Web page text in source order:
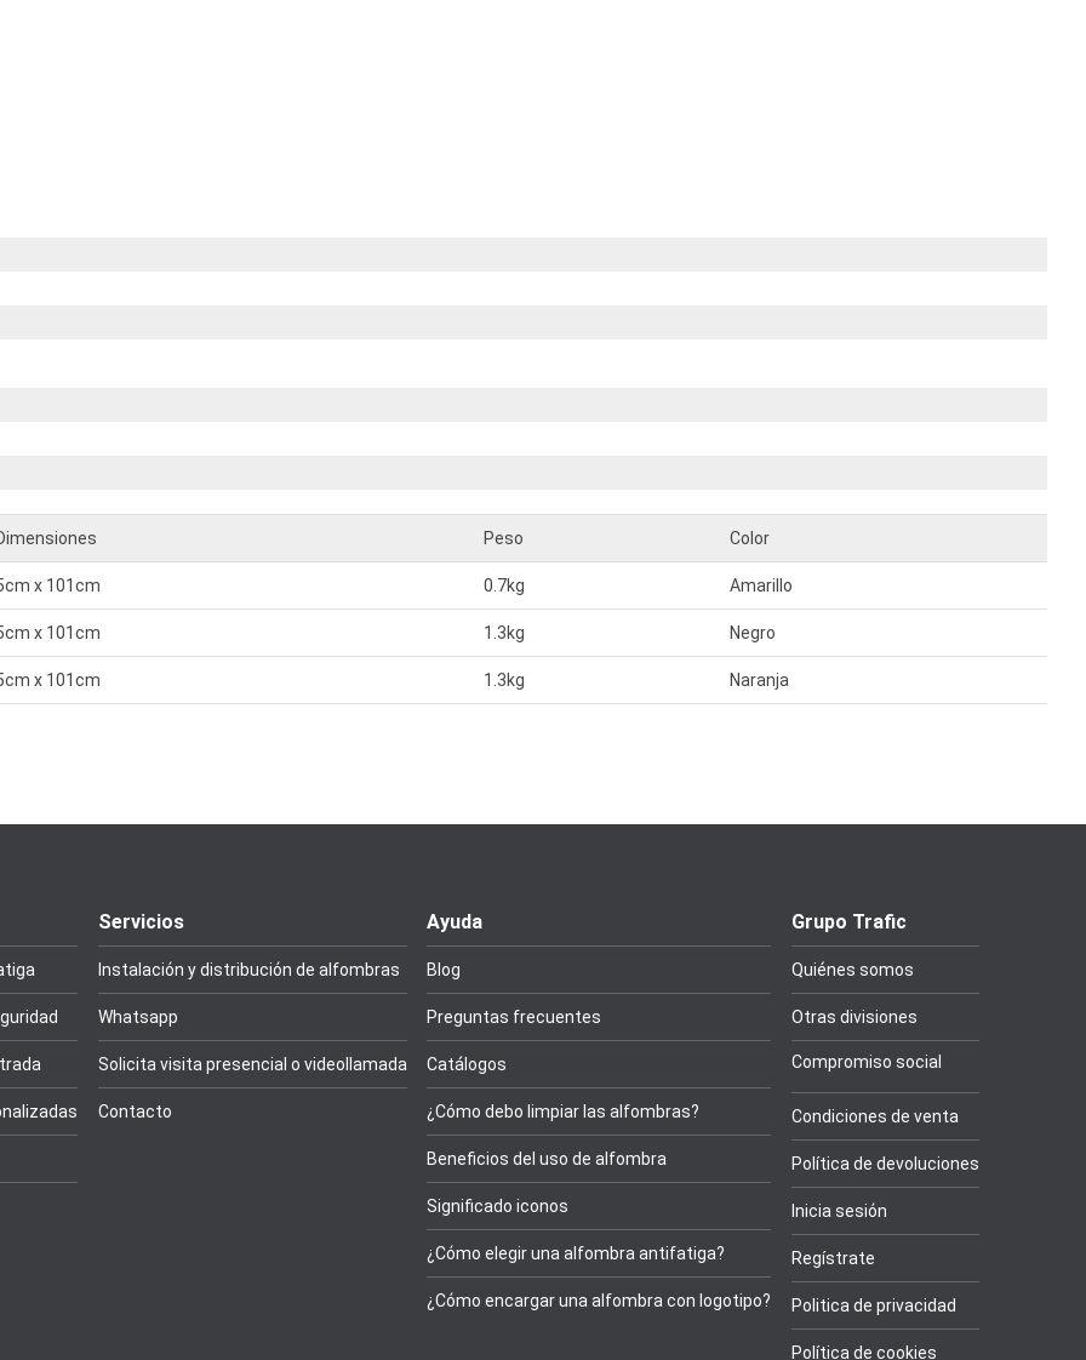
Peso Color
x 101cm 0.7kg Amarillo
x 101cm 1.3kg Negro
x 101cm 1.3kg Naranja
Servicios
Instalación y distribución de alfombras
Whatsapp
Solicita visita presencial o videollamada
Contacto
Ayuda
Blog
Preguntas frecuentes
Catálogos
¿Cómo debo limpiar las alfombras?
Beneficios del uso de alfombra
Significado iconos
¿Cómo elegir una alfombra antifatiga?
¿Cómo encargar una alfombra con logotipo?
Grupo Trafic
Quiénes somos
Otras divisiones
Compromiso social
Condiciones de venta
Política de devoluciones
Inicia sesión
Regístrate
Politica de privacidad
Política de cookies